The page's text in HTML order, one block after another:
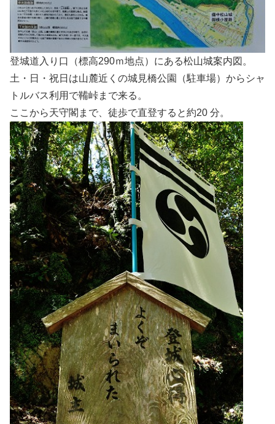
登城道入り口（標高290ｍ地点）にある松山城案内図。
土・日・祝日は山麓近くの城見橋公園（駐車場）からシャ
トルバス利用で鞴峠まで来る。
ここから天守閣まで、徒歩で直登すると約20 分。